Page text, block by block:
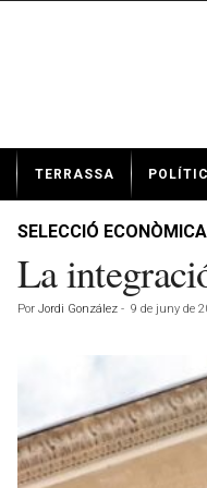
t
TERRASSA
SELECCIÓ ECONÒMICA
La
Por Jordi González - 9 de juny de